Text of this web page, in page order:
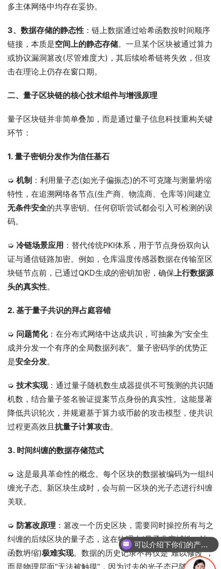
多主体网络中均存在妥协。
3、数据存储的静态性 ：链上数据通过哈希函数按时间顺序
链接，本质是空间上的静态存储。一旦某个区块被通过算力
或协议漏洞篡改(尽管难度大)，其后续哈希链将失效，但攻
击在理论上仍存在窗口期。
二、量子区块链的核心技术组件与增强原理
量子区块链并非简单叠加，而是通过量子信息科技重构关键
环节：
1. 量子密钥分发作为信任基石
➭ 机制 ：利用量子态(如光子偏振态)的不可克隆与测量坍缩
特性，在追溯网络各节点(生产商、物流商、仓库等)间建立
无条件安全的共享密钥。任何窃听尝试都会引入可检测的误
码。
➭ 冷链场景应用 ：替代传统PKI体系，用于节点身份双向认
证与通信链路加密。例如，仓库温度传感器数据在传输至区
块链节点前，已通过QKD生成的密钥加密，确保 上行数据源
头的真实性。
2. 基于量子共识的拜占庭容错
➭ 问题简化：在分布式网络中达成共识，可抽象为“安全生
成并分发一个有序的全局数据列表”。量子密码学的优势正
是安全分发。
➭ 技术实现：通过量子随机数生成器提供不可预测的共识随
机数，结合量子签名验证提案节点身份的真实性。这能显著
降低共识轮次，并规避基于算力或币龄的攻击模型，使共识
过程更高效且 抗量子计算攻击。
3. 时间纠缠的数据存储范式
➭ 这是最具革命性的概念。每个区块的数据被编码为一组纠
缠光子态。新区块生成时，会与前一区块的光子态进行纠缠
关联。
➭ 防篡改原理 ：篡改一个历史区块，需要同时操控所有与之
纠缠的后续区块的量子态，这在物理上(量子非定域性、波
函数坍缩)极难实现。数据的历史记录不再仅是“难以修改”，
而是物理层面“无法被触摸”，因为过去的光子态已随时间演
可以介绍下你们的产品么